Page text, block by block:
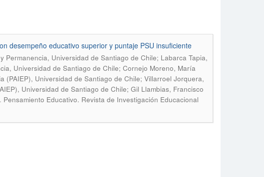
desempeño educativo superior y puntaje PSU insuficiente
Universidad de Santiago de Chile; Labarca Tapia,
Universidad de Santiago de Chile; Cornejo Moreno, María
(PAIEP), Universidad de Santiago de Chile; Villarroel Jorquera,
Universidad de Santiago de Chile; Gil Llambias, Francisco
Pensamiento Educativo. Revista de Investigación Educacional